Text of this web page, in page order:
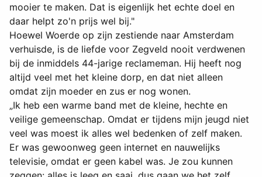
mooier te maken. Dat is eigenlijk het echte doel en
daar helpt zo'n prijs wel bij."
Hoewel Woerde op zijn zestiende naar Amsterdam
verhuisde, is de liefde voor Zegveld nooit verdwenen
bij de inmiddels 44-jarige reclameman. Hij heeft nog
altijd veel met het kleine dorp, en dat niet alleen
omdat zijn moeder en zus er nog wonen.
„Ik heb een warme band met de kleine, hechte en
veilige gemeenschap. Omdat er tijdens mijn jeugd niet
veel was moest ik alles wel bedenken of zelf maken.
Er was gewoonweg geen internet en nauwelijks
televisie, omdat er geen kabel was. Je zou kunnen